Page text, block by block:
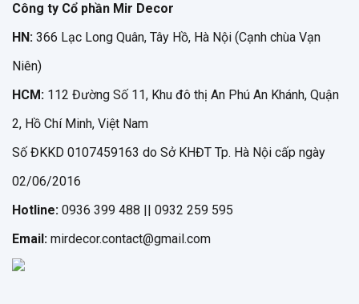
Công ty Cổ phần Mir Decor
HN: 366 Lạc Long Quân, Tây Hồ, Hà Nội (Cạnh chùa Vạn
Niên)
HCM: 112 Đường Số 11, Khu đô thị An Phú An Khánh, Quận
2, Hồ Chí Minh, Việt Nam
Số ĐKKD 0107459163 do Sở KHĐT Tp. Hà Nội cấp ngày
02/06/2016
Hotline: 0936 399 488 || 0932 259 595
Email: mirdecor.contact@gmail.com